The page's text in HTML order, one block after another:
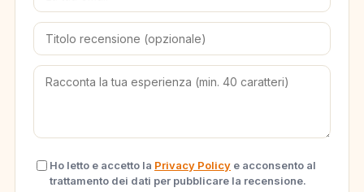
Ho letto e accetto la Privacy Policy e acconsento al
trattamento dei dati per pubblicare la recensione.